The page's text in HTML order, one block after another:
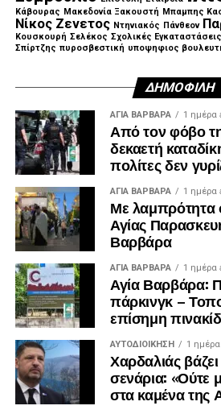
ΤΑΣΙΟΠΟΥΛΟΣ ΣΤΑΥΡΟΣ ΥΠ
ΣΥΜΒΟΥΛΟΣ
ΜΟΥΛΙΑΤΟΣ ΔΗΜΗΤΡΗΣ ΥΠ
ΚΡΕΜΜΥΔΑΣ ΛΑΜΠΡΟΣ ΥΠ
ΣΥΜΒΟΥΛΟΣ
ΣΑΒΒΑΣ ΑΒΡΑΜΙΔΗΣ ΠΡΩΗΝ
ΣΥΜΒΟΥΛΟΙ ΠΕΡΙΣΤΕΡΙΟΥ
ΓΙΩΡΓΟΣ ΑΥΓΟΥΣΤΙΔΗΣ ΠΡΩΗΝ
ΣΥΜΒΟΥΛΟΙ ΠΕΡΙΣΤΕΡΙΟΥ
ΑΡΓΥΡΗΣ ΑΙΒΑΤΟΓΛΟΥ ΠΡΩΗΝ
ΣΥΜΒΟΥΛΟΙ ΠΕΡΙΣΤΕΡΙΟΥ
ΓΙΑΝΝΗΣ ΚΑΝΤΖΟΣ ΠΡΩΗΝ
ΣΥΜΒΟΥΛΟΣ ΑΙΓΑΛΕΩ
ΒΕΛΕΝΤΖΑΣ ΓΙΩΡΓΟΣ ΠΡΩΗΝ
Κάβουρας Μακεδονία Ξακουστή Μπαμπης
Νίκος Ζενετος Ντηνιακός Πάνθεον
Κουσκουρή Σελέκος Σχολικές Εγκαταστάσεις
Σπίρτζης πυροσβεστική υποψηφιος
ΔΗΜΟΦΙΛΉ
ΑΓΙΑ ΒΑΡΒΑΡΑ 1 ημέρα
Από τον φόβο
δεκαετή
πολίτες δεν
ΑΓΙΑ ΒΑΡΒΑΡΑ 1 ημέρα
Με λαμπρότητα
Αγίας
Βαρβάρα
ΑΓΙΑ ΒΑΡΒΑΡΑ 1 ημέρα
Αγία Βαρβάρα:
πάρκινγκ –
επίσημη
ΑΥΤΟΔΙΟΊΚΗΣΗ 1
Χαρδαλιάς
σενάρια: «Ούτε
στα καμένα της